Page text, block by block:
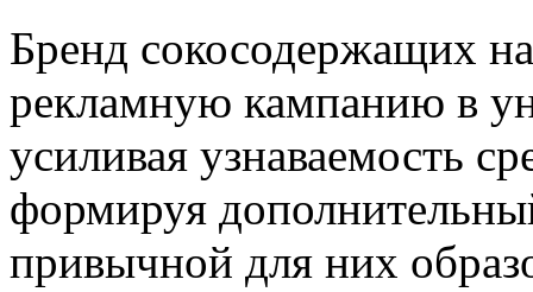
Бренд сокосодержащих
рекламную кампанию в
усиливая узнаваемость
формируя
привычной для них